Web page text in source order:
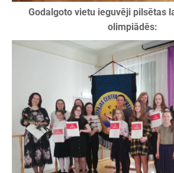
Godalgoto vietu ieguvēji pilsētas
olimpiādēs: